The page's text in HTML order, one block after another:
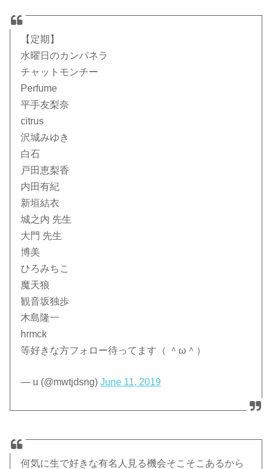
【定期】
水曜日のカンパネラ
チャットモンチー
Perfume
平手友梨奈
citrus
沢城みゆき
白石
戸田恵梨香
内田有紀
新垣結衣
城之内 先生
大門 先生
博美
ひろみちこ
魔天狼
観音坂独歩
木島隆一
hrmck
等好きな方フォロー待ってます（ ＾ω＾）
— u (@mwtjdsng)June 11, 2019
何気に生で好きな有名人見る機会そこそこあるから